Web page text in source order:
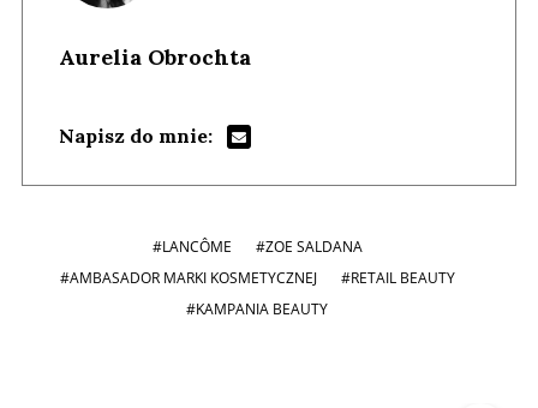
Aurelia Obrochta
Napisz do mnie:
#LANCÔME
#ZOE SALDANA
#AMBASADOR MARKI KOSMETYCZNEJ
#RETAIL BEAUTY
#KAMPANIA BEAUTY